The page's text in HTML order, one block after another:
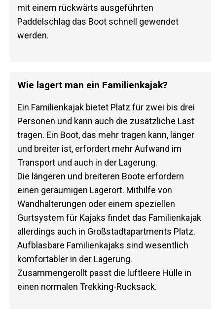
mit einem rückwärts ausgeführten
Paddelschlag das Boot schnell gewendet
werden.
Wie lagert man ein Familienkajak?
Ein Familienkajak bietet Platz für zwei bis drei
Personen und kann auch die zusätzliche Last
tragen. Ein Boot, das mehr tragen kann, länger
und breiter ist, erfordert mehr Aufwand im
Transport und auch in der Lagerung.
Die längeren und breiteren Boote erfordern
einen geräumigen Lagerort. Mithilfe von
Wandhalterungen oder einem speziellen
Gurtsystem für Kajaks findet das Familienkajak
allerdings auch in Großstadtapartments Platz.
Aufblasbare Familienkajaks sind wesentlich
komfortabler in der Lagerung.
Zusammengerollt passt die luftleere Hülle in
einen normalen Trekking-Rucksack.